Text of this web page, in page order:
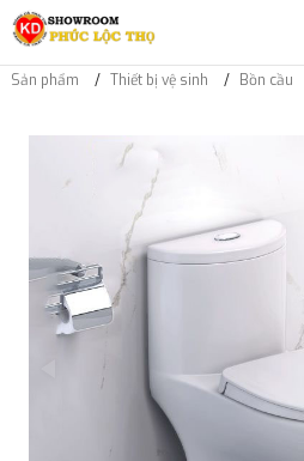
Sản phẩm Thiết bị vệ sinh Bồn cầu